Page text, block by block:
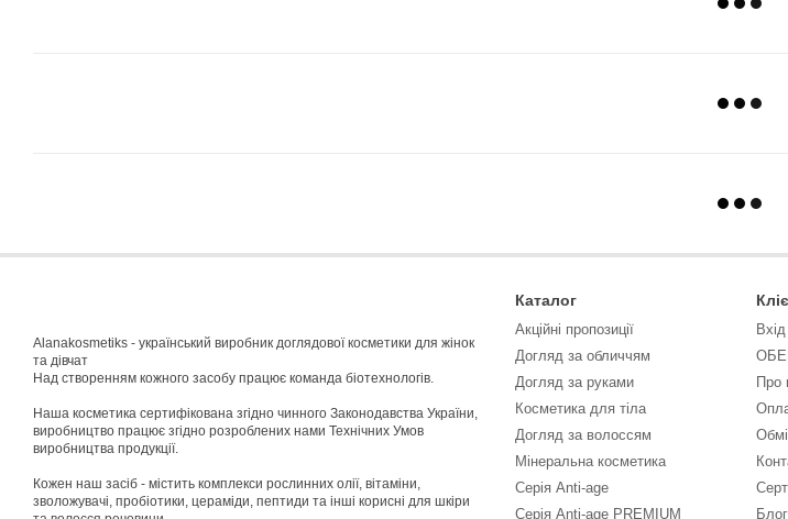
Alanakosmetiks - український виробник доглядової косметики для жінок
та дівчат
Над створенням кожного засобу працює команда біотехнологів.
Наша косметика сертифікована згідно чинного Законодавства України,
виробництво працює згідно розроблених нами Технічних Умов
виробництва продукції.
Кожен наш засіб - містить комплекси рослинних олії, вітаміни,
зволожувачі, пробіотики, цераміди, пептиди та інші корисні для шкіри
Каталог
Акційні пропозиції
Догляд за обличчям
Догляд за руками
Косметика для тіла
Догляд за волоссям
Мінеральна косметика
Серія Anti-age
Серія Anti-age PREMIUM
Про
Блог